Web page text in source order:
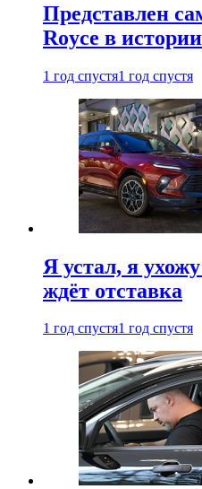
Представлен
Royce в истории
1 год спустя1 год спустя
Я устал, я
ждёт отставка
1 год спустя1 год спустя